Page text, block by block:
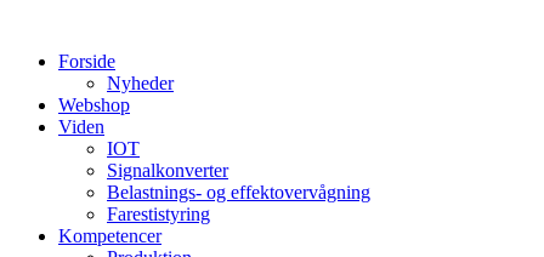
indholdForside
Nyheder
Webshop
Viden
IOT
Signalkonverter
Belastnings- og effektovervågning
Farestistyring
Kompetencer